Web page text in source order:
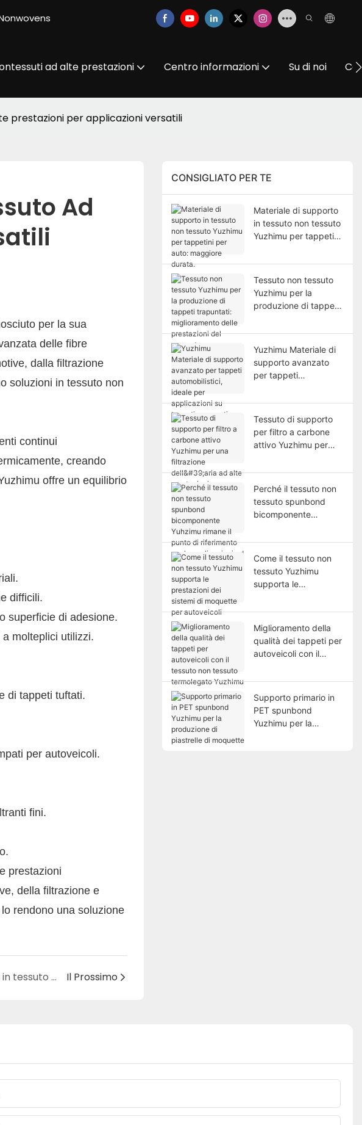
ad alte prestazioni Centro informazioni Su di noi
prestazioni per applicazioni versatili
Ad
per la sua
delle fibre
dalla filtrazione
soluzioni in tessuto non
continui
creando
offre un equilibrio
difficili.
superficie di adesione.
molteplici utilizzi.
di tappeti tuftati.
per autoveicoli.
fini.
prestazioni
della filtrazione e
rendono una soluzione
Tappetini per auto realizzati in tessuto non tessuto Yuzhimu Il Prossimo
CONSIGLIATO PER TE
Materiale di supporto
in tessuto non tessuto
Yuzhimu per tappetini
durata.
Tessuto non tessuto
Yuzhimu per la
produzione di tappeti
miglioramento delle
prestazioni del
Yuzhimu Materiale di
supporto avanzato
per tappeti
per applicazioni su
tappeti sagomati.
Tessuto di supporto
per filtro a carbone
attivo Yuzhimu per
ad alte prestazioni.
Perché il tessuto non
tessuto spunbond
bicomponente
punto di riferimento
per le applicazioni ad
alte prestazioni
Come il tessuto non
tessuto Yuzhimu
supporta le
di moquette per
autoveicoli
Miglioramento della
qualità dei tappeti per
autoveicoli con il
termolegato Yuzhimu
Supporto primario in
PET spunbond
Yuzhimu per la